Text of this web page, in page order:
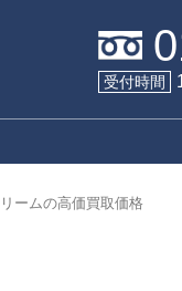
受付時間
ームの高価買取価格